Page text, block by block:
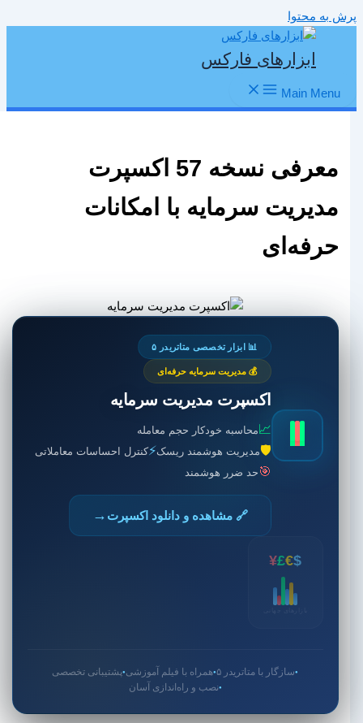
پرش به محتوا
ابزارهای فارکس
Main Menu
معرفی نسخه 57 اکسپرت
مدیریت سرمایه با امکانات
حرفه‌ای
📊 ابزار تخصصی متاتریدر ۵
💰 مدیریت سرمایه حرفه‌ای
اکسپرت مدیریت سرمایه
📈محاسبه خودکار حجم معامله
🛡️ مدیریت هوشمند ریسک⚡کنترل احساسات معاملاتی
🎯حد ضرر هوشمند
🔗 مشاهده و دانلود اکسپرت→
$
€
£
¥
بازارهای جهانی
سازگار با متاتریدر ۵ ●همراه با فیلم آموزشی پشتیبانی تخصصی
نصب و راه‌اندازی آسان